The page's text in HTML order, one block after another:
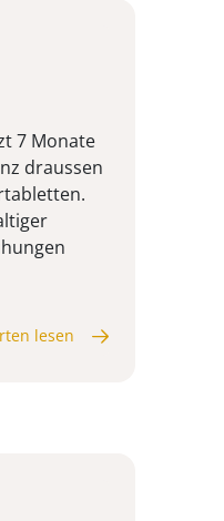
7 Monate
draussen
lesen